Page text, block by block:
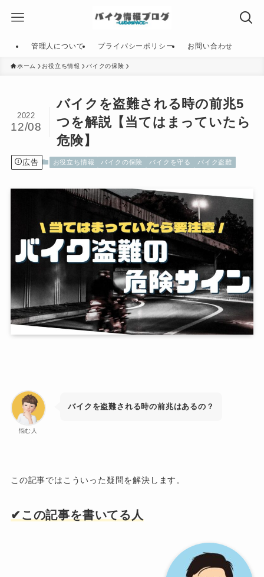
管理人について プライバシーポリシー お問い合わせ
ホーム お役立ち情報 バイクの保険
バイクを盗難される時の前兆5
つを解説【当てはまっていたら
危険】
2022
12/08
広告 お役立ち情報 バイクの保険 バイクを守る バイク盗難
悩む人
バイクを盗難される時の前兆はあるの？
この記事ではこういった疑問を解決します。
✔︎この記事を書いてる人